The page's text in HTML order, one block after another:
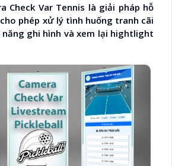
Check Var Tennis là giải pháp hỗ
phép xử lý tình huống tranh cãi
năng ghi hình và xem lại hightlight